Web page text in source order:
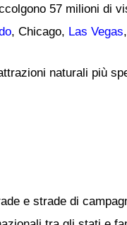
57 milioni di
, Chicago, Las Vegas,
naturali più
e strade di